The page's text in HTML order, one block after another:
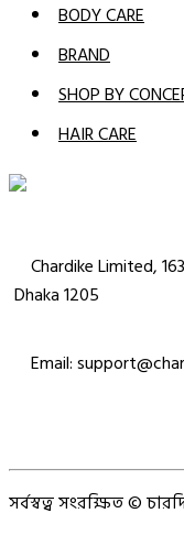
BODY CARE
BRAND
SHOP BY
HAIR CARE
Chardike Limited,
Dhaka 1205
Email:
সর্বস্বত্ব সংরক্ষিত ©